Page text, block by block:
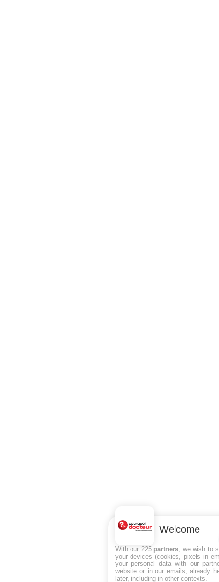
Welcome
With our 225 partners , we wish to
your devices (cookies, pixels in
your personal data with our
website or in our emails, already
later, including in other contexts.